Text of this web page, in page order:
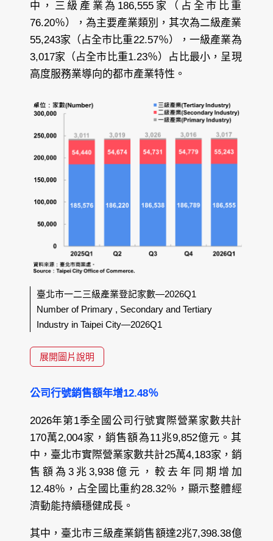
中，三級產業為186,555家（占全市比重
76.20％），為主要產業類別，其次為二級產業
55,243家（占全市比重22.57％），一級產業為
3,017家（占全市比重1.23％）占比最小，呈現
高度服務業導向的都市產業特性。
臺北市一二三級產業登記家數—2026Q1
Number of Primary , Secondary and Tertiary
Industry in Taipei City—2026Q1
展開圖片說明
公司行號銷售額年增12.48％
2026年第1季全國公司行號實際營業家數共計
170萬2,004家，銷售額為11兆9,852億元。其
中，臺北市實際營業家數共計25萬4,183家，銷
售額為3兆3,938億元，較去年同期增加
12.48％，占全國比重約28.32％，顯示整體經
濟動能持續穩健成長。
其中，臺北市三級產業銷售額達2兆7,398.38億